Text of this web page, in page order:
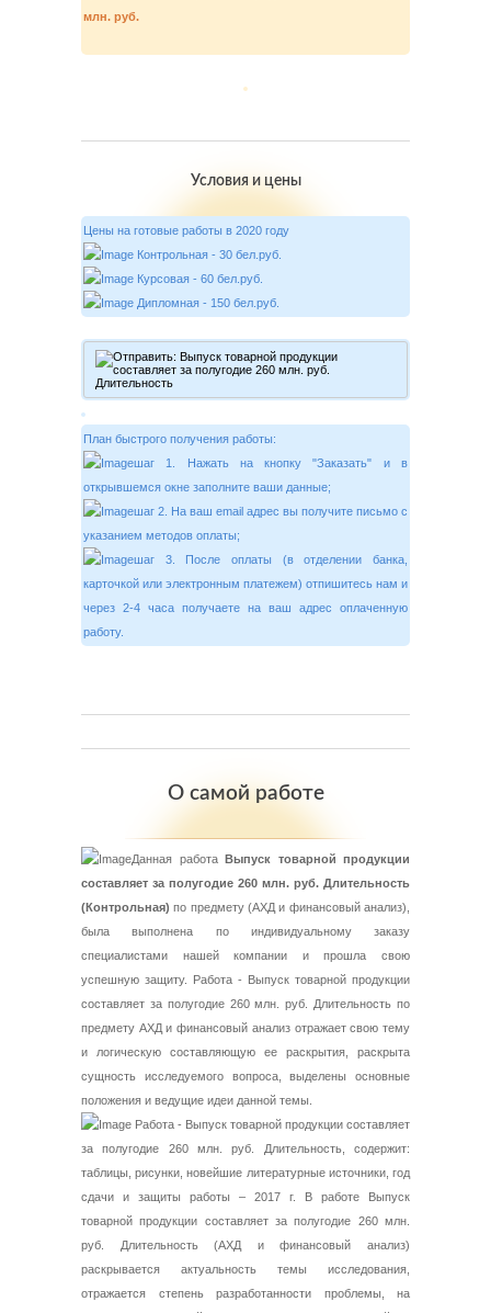
млн. руб.
Условия и цены
Цены на готовые работы в 2020 году
Контрольная - 30 бел.руб.
Курсовая - 60 бел.руб.
Дипломная - 150 бел.руб.
План быстрого получения работы:
шаг 1. Нажать на кнопку "Заказать" и в
открывшемся окне заполните ваши данные;
шаг 2. На ваш email адрес вы получите письмо с
указанием методов оплаты;
шаг 3. После оплаты (в отделении банка,
карточкой или электронным платежем) отпишитесь нам и
через 2-4 часа получаете на ваш адрес оплаченную
работу.
О самой работе
Данная работа Выпуск товарной продукции
составляет за полугодие 260 млн. руб. Длительность
(Контрольная) по предмету (АХД и финансовый анализ),
была выполнена по индивидуальному заказу
специалистами нашей компании и прошла свою
успешную защиту. Работа - Выпуск товарной продукции
составляет за полугодие 260 млн. руб. Длительность по
предмету АХД и финансовый анализ отражает свою тему
и логическую составляющую ее раскрытия, раскрыта
сущность исследуемого вопроса, выделены основные
положения и ведущие идеи данной темы.
Работа - Выпуск товарной продукции составляет
за полугодие 260 млн. руб. Длительность, содержит:
таблицы, рисунки, новейшие литературные источники, год
сдачи и защиты работы – 2017 г. В работе Выпуск
товарной продукции составляет за полугодие 260 млн.
руб. Длительность (АХД и финансовый анализ)
раскрывается актуальность темы исследования,
отражается степень разработанности проблемы, на